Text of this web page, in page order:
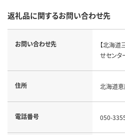
返礼品に関するお問い合わせ先
お問い合わせ先
【北海道
せセンタ
住所 北海道
電話番号 050-